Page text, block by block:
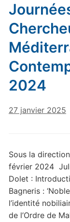
2024
27 janvier 2025
Sous la
février 2024
Dolet :
Bagneris :
l’identité
de l’Ordre de